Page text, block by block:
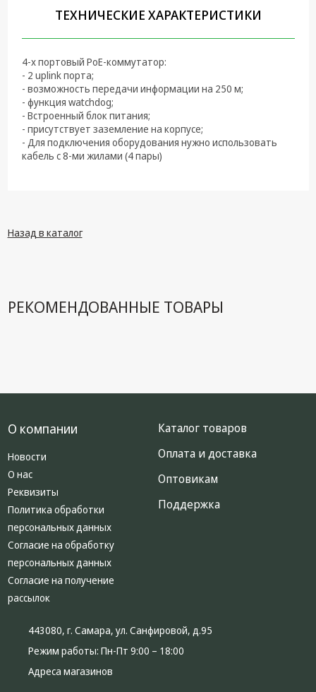
Светотехника
Товары для
техника
Компьютерные
комплектующие
Системы
безопасности
ТЕХНИЧЕСКИЕ ХАРАКТЕРИСТИКИ
4-х портовый PoE-коммутатор:
- 2 uplink порта;
- возможность передачи информации на 250 м;
- функция watchdog;
- Встроенный блок питания;
- присутствует заземление на корпусе;
- Для подключения оборудования нужно использовать
кабель с 8-ми жилами (4 пары)
Назад в каталог
РЕКОМЕНДОВАННЫЕ ТОВАРЫ
О компании
Новости
О нас
Реквизиты
Политика обработки
персональных данных
Согласие на обработку
персональных данных
Согласие на получение
рассылок
Каталог товаров
Оплата и доставка
Оптовикам
Поддержка
443080, г. Самара, ул. Санфировой, д.95
Режим работы: Пн-Пт 9:00 – 18:00
Адреса магазинов